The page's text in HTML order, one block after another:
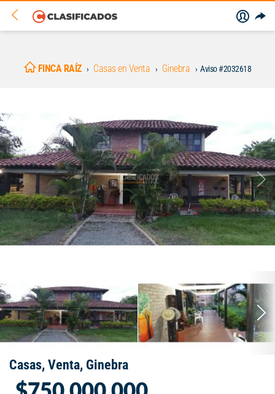
FINCA RAÍZ Casas en Venta Ginebra Aviso #2032618
Casas, Venta, Ginebra